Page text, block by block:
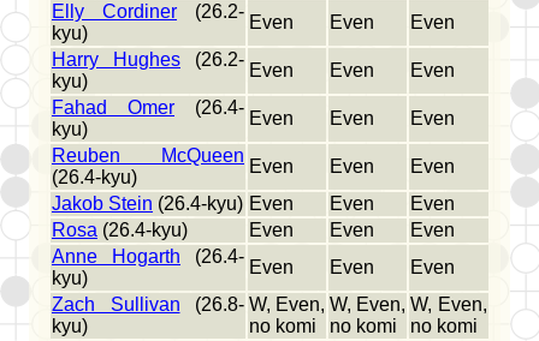
Elly Cordiner (26.2-
kyu)
Even Even
Even
Harry Hughes (26.2-
kyu)
Even Even
Even
Fahad Omer (26.4-
kyu)
Even Even
Even
Reuben McQueen
(26.4-kyu)
Even Even
Even
Jakob Stein (26.4-kyu) Even Even
Even
Rosa (26.4-kyu) Even Even
Even
Anne Hogarth (26.4-
kyu)
Even Even
Even
Zach Sullivan (26.8-
kyu)
W, Even,
no komi
W, Even,
no komi
W, Even,
no komi